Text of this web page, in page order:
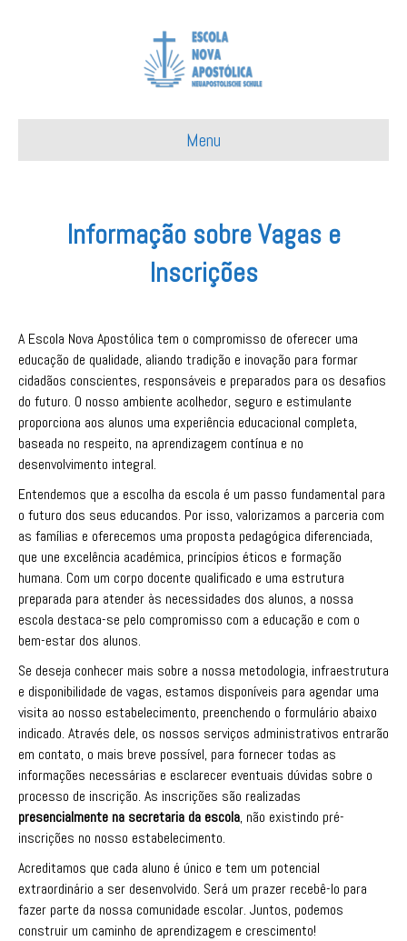
Menu
Informação sobre Vagas e
Inscrições
A Escola Nova Apostólica tem o compromisso de oferecer uma
educação de qualidade, aliando tradição e inovação para formar
cidadãos conscientes, responsáveis e preparados para os desafios
do futuro. O nosso ambiente acolhedor, seguro e estimulante
proporciona aos alunos uma experiência educacional completa,
baseada no respeito, na aprendizagem contínua e no
desenvolvimento integral.
Entendemos que a escolha da escola é um passo fundamental para
o futuro dos seus educandos. Por isso, valorizamos a parceria com
as famílias e oferecemos uma proposta pedagógica diferenciada,
que une excelência académica, princípios éticos e formação
humana. Com um corpo docente qualificado e uma estrutura
preparada para atender às necessidades dos alunos, a nossa
escola destaca-se pelo compromisso com a educação e com o
bem-estar dos alunos.
Se deseja conhecer mais sobre a nossa metodologia, infraestrutura
e disponibilidade de vagas, estamos disponíveis para agendar uma
visita ao nosso estabelecimento, preenchendo o formulário abaixo
indicado. Através dele, os nossos serviços administrativos entrarão
em contato, o mais breve possível, para fornecer todas as
informações necessárias e esclarecer eventuais dúvidas sobre o
processo de inscrição. As inscrições são realizadas
presencialmente na secretaria da escola, não existindo pré-
inscrições no nosso estabelecimento.
Acreditamos que cada aluno é único e tem um potencial
extraordinário a ser desenvolvido. Será um prazer recebê-lo para
fazer parte da nossa comunidade escolar. Juntos, podemos
construir um caminho de aprendizagem e crescimento!